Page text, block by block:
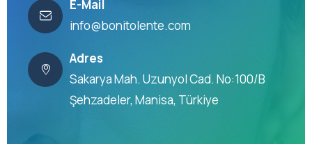
E-Mail
info@bonitolente.com
Adres
Sakarya Mah. Uzunyol Cad. No:100/B
Şehzadeler, Manisa, Türkiye